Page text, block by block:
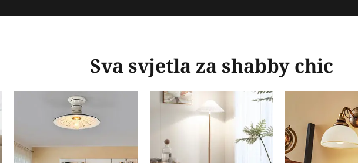
Sva svjetla za shabby chic